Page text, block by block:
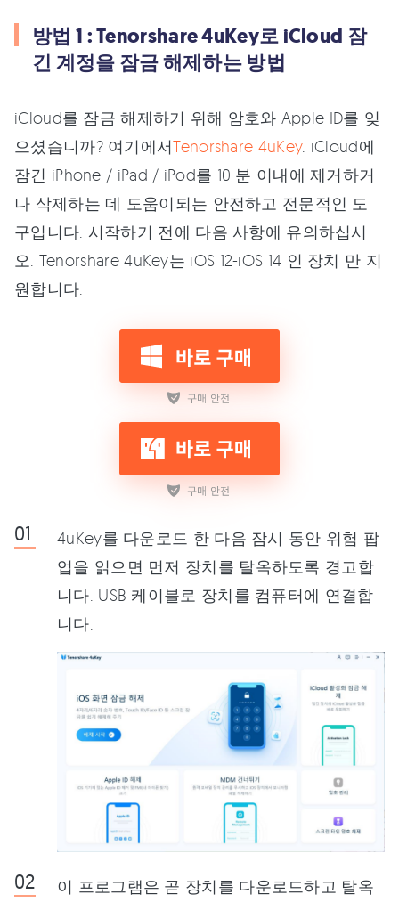
방법 1 : Tenorshare 4uKey로 iCloud 잠
긴 계정을 잠금 해제하는 방법
iCloud를 잠금 해제하기 위해 암호와 Apple ID를 잊
으셨습니까? 여기에서Tenorshare 4uKey. iCloud에
잠긴 iPhone / iPad / iPod를 10 분 이내에 제거하거
나 삭제하는 데 도움이되는 안전하고 전문적인 도
구입니다. 시작하기 전에 다음 사항에 유의하십시
오. Tenorshare 4uKey는 iOS 12-iOS 14 인 장치 만 지
원합니다.
4uKey를 다운로드 한 다음 잠시 동안 위험 팝
업을 읽으면 먼저 장치를 탈옥하도록 경고합
니다. USB 케이블로 장치를 컴퓨터에 연결합
니다.
이 프로그램은 곧 장치를 다운로드하고 탈옥